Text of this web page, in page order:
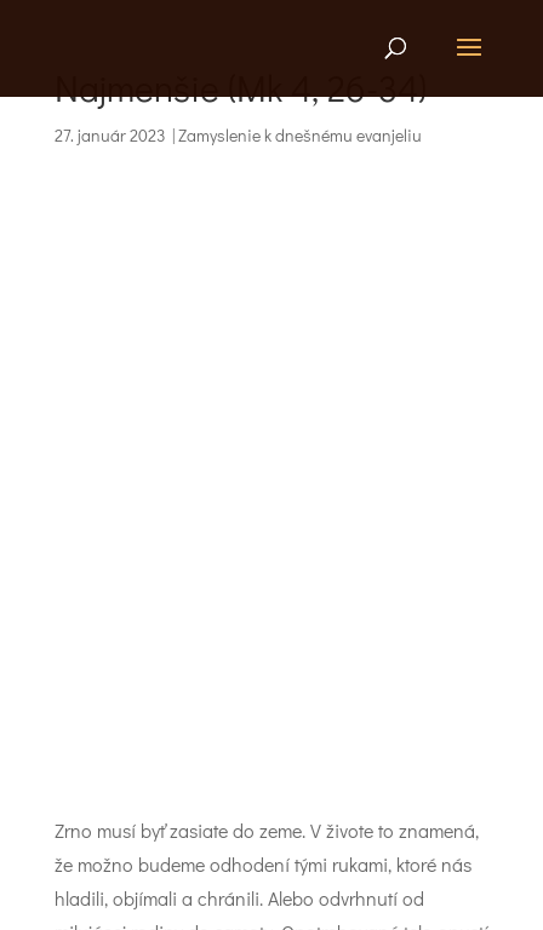
Najmenšie (Mk 4, 26-34)
27. január 2023|Zamyslenie k dnešnému evanjeliu
Zrno musí byť zasiate do zeme. V živote to znamená,
že možno budeme odhodení tými rukami, ktoré nás
hladili, objímali a chránili. Alebo odvrhnutí od